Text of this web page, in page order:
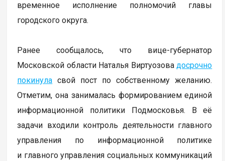
временное исполнение полномочий главы
городского округа.
Ранее сообщалось, что вице-губернатор
Московской области Наталья Виртуозовадосрочно
покинула свой пост по собственному желанию.
Отметим, она занималась формированием единой
информационной политики Подмосковья. В её
задачи входили контроль деятельности главного
управления по информационной политике
и главного управления социальных коммуникаций